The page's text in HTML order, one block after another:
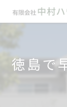
徳島で